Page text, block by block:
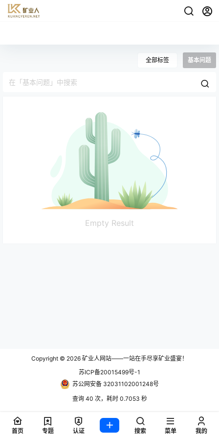
全部标签 基本问题
Empty Result
Copyright © 2026 矿业人网站——一站在手尽享矿业盛宴！
苏ICP备20015499号-1
苏公网安备 32031102001248号
查询 40 次，耗时 0.7053 秒
首页 专题 认证 搜索 菜单 我的